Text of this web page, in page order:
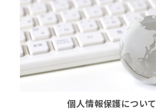
個人情報保護について